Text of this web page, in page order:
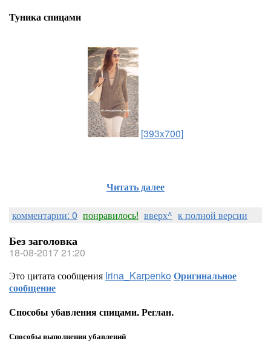
Туника спицами
[393x700]
Читать далее
комментарии: 0 понравилось! вверх^ к полной версии
Без заголовка
18-08-2017 21:20
Это цитата сообщения Irina_KarpenkoОригинальное
сообщение
Способы убавления спицами. Реглан.
Способы выполнения убавлений